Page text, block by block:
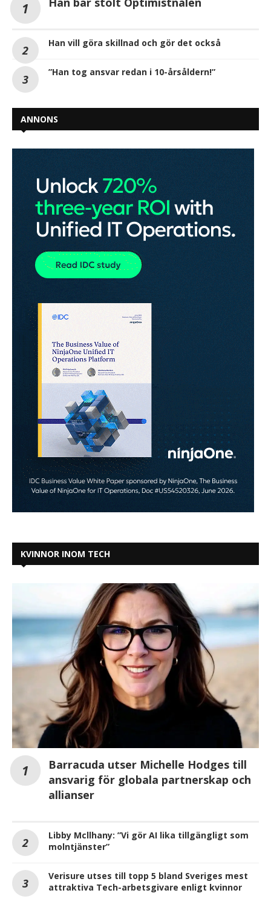
Han vill göra skillnad och gör det också
”Han tog ansvar redan i 10-årsåldern!”
ANNONS
KVINNOR INOM TECH
Barracuda utser Michelle Hodges till
ansvarig för globala partnerskap och
allianser
Libby Mcllhany: ”Vi gör AI lika tillgängligt som
molntjänster”
Verisure utses till topp 5 bland Sveriges mest
attraktiva Tech-arbetsgivare enligt kvinnor